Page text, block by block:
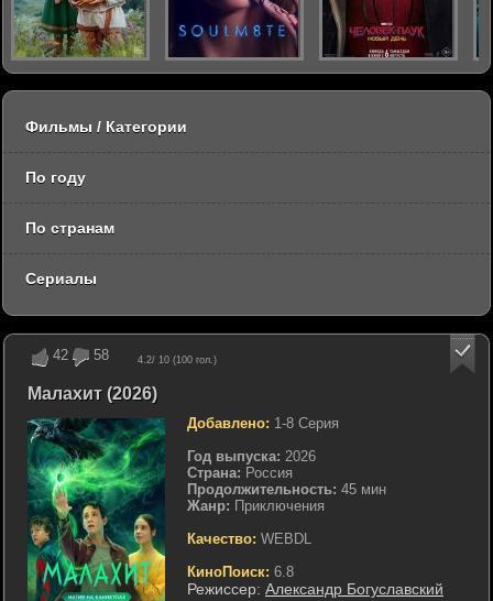
42 58 4.2/ 10 (100 гол.)
Малахит (2026)
Добавлено: 1-8 Серия
Год выпуска: 2026
Страна: Россия
Продолжительность: 45 мин
Жанр: Приключения
Качество: WEBDL
КиноПоиск: 6.8
Режиссер: Александр Богуславский
Фильмы / Категории
По году
По странам
Сериалы